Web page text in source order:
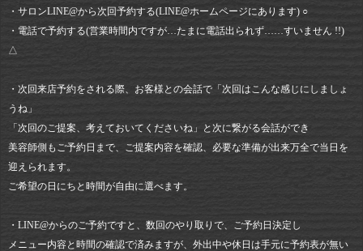
・サロンLINE@から次回予約する(LINE@ホームページにあります) ○
・電話で予約する(営業時間内ですが…たまに電話出られず……すいません !!)
△
・次回来店予約をされる際、お客様との会話で「次回はこんな感じにしましょ
うね」
「次回のご提案、考えておいてくださいね」と次に繋がる会話ができ
美容師側もご予約日まで、ご提案内容を確認、必要な準備が出来万全で当日を
迎えられます。
ご希望の日にちと時間が自由に選べます。
・LINE@からのご予約ですと、数回のやり取りで、ご予約日決定し
メニュー内容と時間の確認で済みますが、外出中や休日は手元に予約表が無い